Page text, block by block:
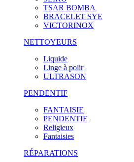
TSAR BOMBA
BRACELET SYE
VICTORINOX
NETTOYEURS
Liquide
Linge à polir
ULTRASON
PENDENTIF
FANTAISIE
PENDENTIF
Religieux
Fantaisies
RÉPARATIONS